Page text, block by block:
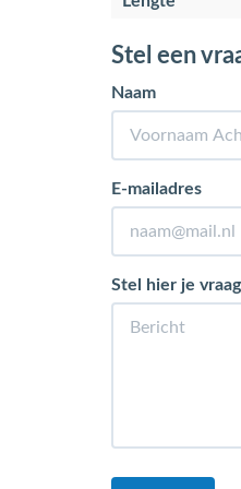
Stel een
Naam
E-mailadres
Stel hier je vraag